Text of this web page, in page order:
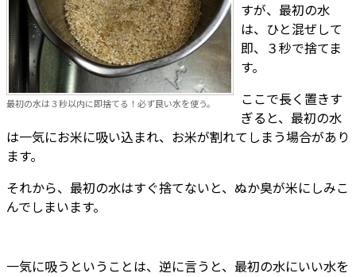
最初の水は３秒以内に即捨てる！必ず良い水を使う。
すが、最初の水
は、ひと混ぜして
即、３秒で捨てま
す。
ここで長く置きす
ぎると、最初の水
は一気にお米に吸い込まれ、お米が割れてしまう場合があり
ます。
それから、最初の水はすぐ捨てないと、ぬか臭が米にしみこ
んでしまいます。
一気に吸うということは、逆に言うと、最初の水にいい水を